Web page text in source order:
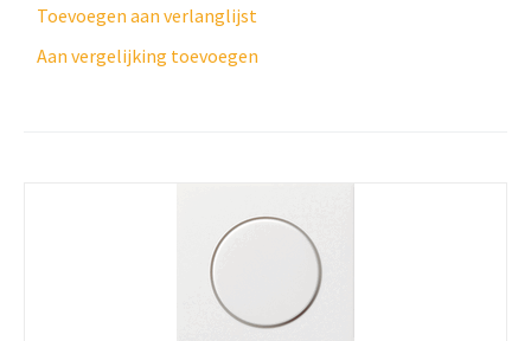
Toevoegen aan verlanglijst
Aan vergelijking toevoegen